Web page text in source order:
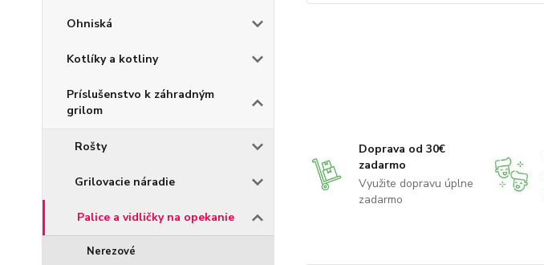
Ohniská
Kotlíky a kotliny
Príslušenstvo k záhradným
grilom
Rošty
Grilovacie náradie
Palice a vidličky na opekanie
Nerezové
Doprava od 30€
zadarmo
Využite dopravu úplne
zadarmo